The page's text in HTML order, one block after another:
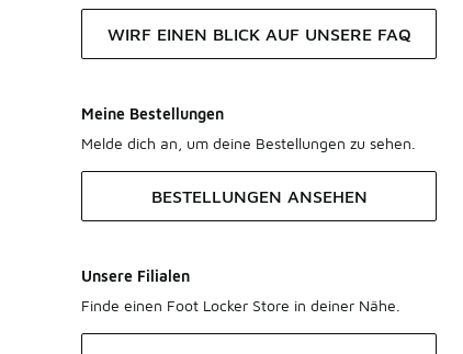
WIRF EINEN BLICK AUF UNSERE FAQ
Meine Bestellungen
Melde dich an, um deine Bestellungen zu sehen.
BESTELLUNGEN ANSEHEN
Unsere Filialen
Finde einen Foot Locker Store in deiner Nähe.